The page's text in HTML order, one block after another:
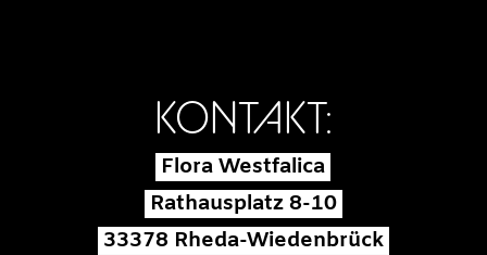
KONTAKT:
Flora Westfalica
Rathausplatz 8-10
33378 Rheda-Wiedenbrück